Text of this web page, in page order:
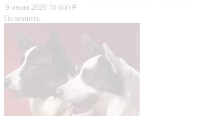
9 июня 2026 70 000 ₽
Позвонить